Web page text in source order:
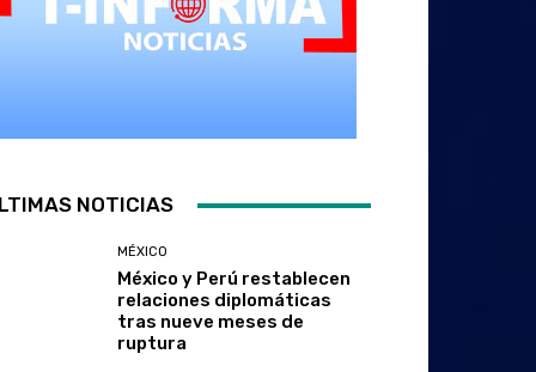
NOTICIAS
MÉXICO
México y Perú restablecen
relaciones diplomáticas
tras nueve meses de
ruptura